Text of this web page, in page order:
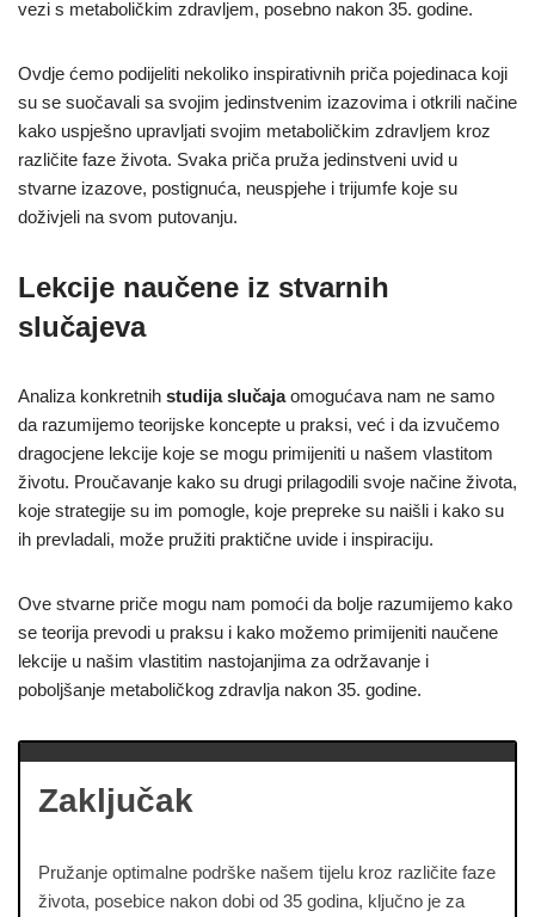
vezi s metaboličkim zdravljem, posebno nakon 35. godine.
Ovdje ćemo podijeliti nekoliko inspirativnih priča pojedinaca koji
su se suočavali sa svojim jedinstvenim izazovima i otkrili načine
kako uspješno upravljati svojim metaboličkim zdravljem kroz
različite faze života. Svaka priča pruža jedinstveni uvid u
stvarne izazove, postignuća, neuspjehe i trijumfe koje su
doživjeli na svom putovanju.
Lekcije naučene iz stvarnih
slučajeva
Analiza konkretnih studija slučajaomogućava nam ne samo
da razumijemo teorijske koncepte u praksi, već i da izvučemo
dragocjene lekcije koje se mogu primijeniti u našem vlastitom
životu. Proučavanje kako su drugi prilagodili svoje načine života,
koje strategije su im pomogle, koje prepreke su naišli i kako su
ih prevladali, može pružiti praktične uvide i inspiraciju.
Ove stvarne priče mogu nam pomoći da bolje razumijemo kako
se teorija prevodi u praksu i kako možemo primijeniti naučene
lekcije u našim vlastitim nastojanjima za održavanje i
poboljšanje metaboličkog zdravlja nakon 35. godine.
Zaključak
Pružanje optimalne podrške našem tijelu kroz različite faze
života, posebice nakon dobi od 35 godina, ključno je za